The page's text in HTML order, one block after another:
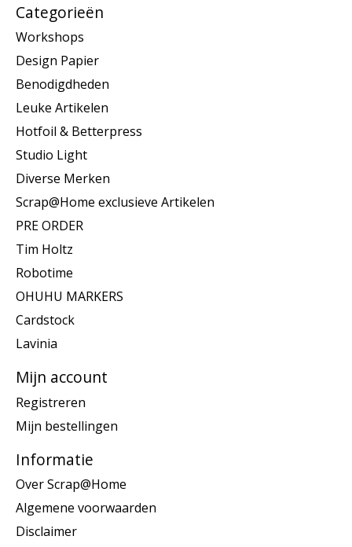
Categorieën
Workshops
Design Papier
Benodigdheden
Leuke Artikelen
Hotfoil & Betterpress
Studio Light
Diverse Merken
Scrap@Home exclusieve Artikelen
PRE ORDER
Tim Holtz
Robotime
OHUHU MARKERS
Cardstock
Lavinia
Mijn account
Registreren
Mijn bestellingen
Informatie
Over Scrap@Home
Algemene voorwaarden
Disclaimer